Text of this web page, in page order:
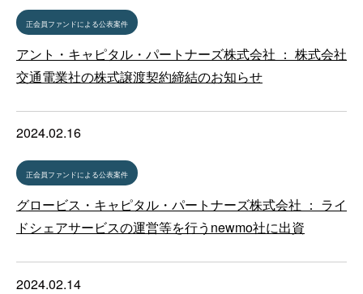
正会員ファンドによる公表案件
アント・キャピタル・パートナーズ株式会社 ： 株式会社
交通電業社の株式譲渡契約締結のお知らせ
2024.02.16
正会員ファンドによる公表案件
グロービス・キャピタル・パートナーズ株式会社 ： ライ
ドシェアサービスの運営等を行うnewmo社に出資
2024.02.14